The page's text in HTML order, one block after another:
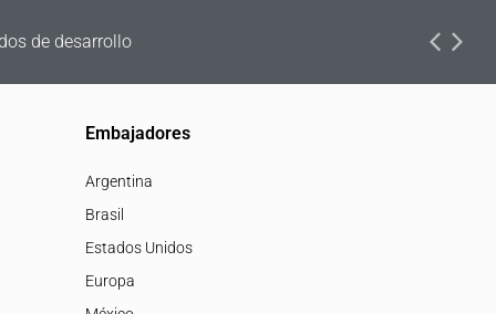
de desarrollo
Embajadores
Argentina
Brasil
Estados Unidos
Europa